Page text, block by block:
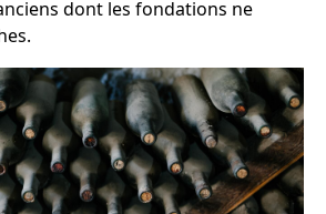
dont les fondations ne